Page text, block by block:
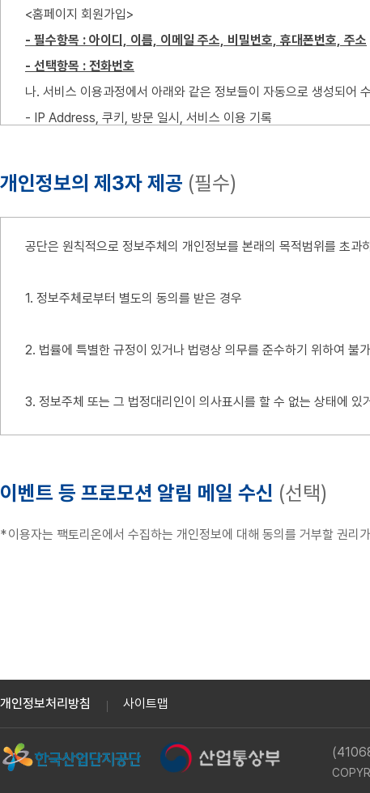
제 3 조 (약관의 게시와 개정)
① "공단"은 이 약관의 내용을 "회원"이 쉽게 알 수 있도록 서비스 초
③ "공단"이 약관을 개정할 경우에는 적용일자 및 개정사유를 명시
공지 외에 일정기간 서비스내 전자우편, 전자쪽지, 로그인시 동의
하지 아니한 경우 회원이 개정약관에 동의한 것으로 봅니다.
해지할 수 있습니다.
① 이용계약은 "회원"이 되고자 하는 자(이하 "가입신청자")가 약관
1. 가입신청자가 이 약관에 의하여 이전에 회원자격을 상실한 적이
3. 허위의 정보를 기재하거나, "공단"이 제시하는 내용을 기재하지
⑦ "공단"은 "회원"에 대해 공단정책에 따라 등급별로 구분하여 이
⑧ "공단"은 "회원"에 대하여 "영화및비디오물의진흥에관한법률"
<홈페이지 회원가입>
- 필수항목 : 아이디, 이름, 이메일 주소, 비밀번호, 휴대폰번호, 주소
- 선택항목 : 전화번호
나. 서비스 이용과정에서 아래와 같은 정보들이 자동으로 생성되어
- IP Address, 쿠키, 방문 일시, 서비스 이용 기록
개인정보의 수집 및 이용 목적
가. 서비스 제공에 관한 업무 이행 : 홈페이지 회원에게 정보 서비스
회원제 서비스 이용 및 제한적 본인 확인제에 따른 본인확인, 개인
회원 이용자의 개인정보는 원칙적으로 개인정보의 수집 및 이용목
회원은 공장설립온라인지원시스템에서 수집하는 개인정보에 대해
개인정보의 제3자 제공 (필수)
공단은 원칙적으로 정보주체의 개인정보를 본래의 목적범위를 초
1. 정보주체로부터 별도의 동의를 받은 경우
2. 법률에 특별한 규정이 있거나 법령상 의무를 준수하기 위하여 불
3. 정보주체 또는 그 법정대리인이 의사표시를 할 수 없는 상태에
가. 정보주체로부터 별도의 동의를 받은 경우
나. 다른 법률에 특별한 규정이 있는 경우
다. 정보주체 또는 그 법정대리인이 의사표시를 할 수 없는 상태에
마. 개인정보를 목적 외의 용도로 이용하거나 이를 제3자에게 제공
5. 공단은 다음의 경우 관련 법령 및 개인정보보호법 제 17조 제2항
개인정보를 제공받는 기관
이벤트 등 프로모션 알림 메일 수신 (선택)
이용자는 팩토리온에서 수집하는 개인정보에 대해 동의를 거부할 권
개인정보처리방침 사이트맵